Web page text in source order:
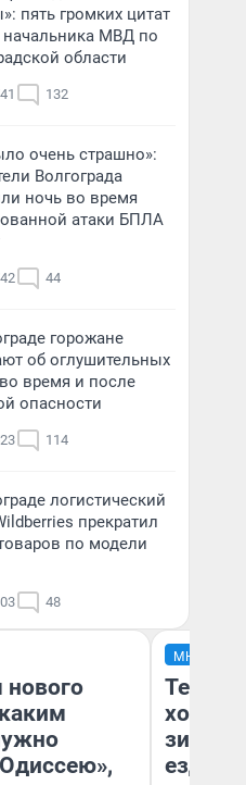
пять громких цитат
начальника МВД по
области
132
очень страшно»:
Волгограда
ночь во время
атаки БПЛА
44
горожане
об оглушительных
время и после
опасности
114
логистический
прекратил
по модели
48
МНЕНИЕ
Тепло
зимой.
ездит